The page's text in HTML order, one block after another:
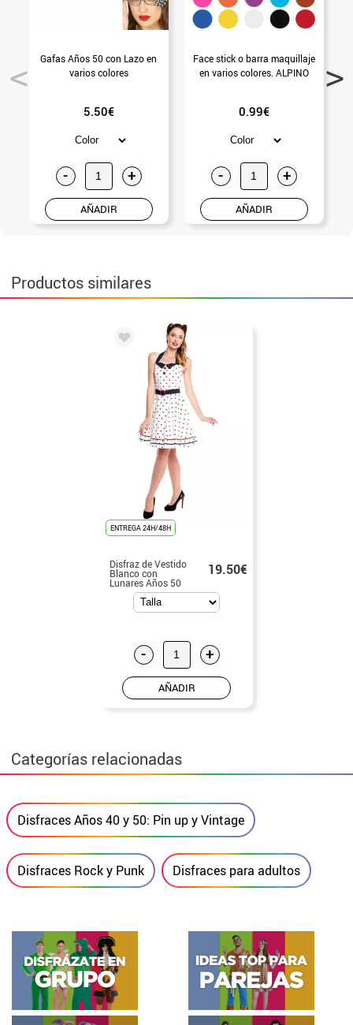
Gafas Años 50 con Lazo en
varios colores
5.50€
- +
AÑADIR
Face stick o barra maquillaje
en varios colores. ALPINO
0.99€
- +
AÑADIR
Productos similares
ENTREGA 24H/48H
Disfraz de Vestido
Blanco con
Lunares Años 50
para mujer
19.50€
- +
AÑADIR
Categorías relacionadas
Disfraces Años 40 y 50: Pin up y Vintage
Disfraces Rock y Punk Disfraces para adultos